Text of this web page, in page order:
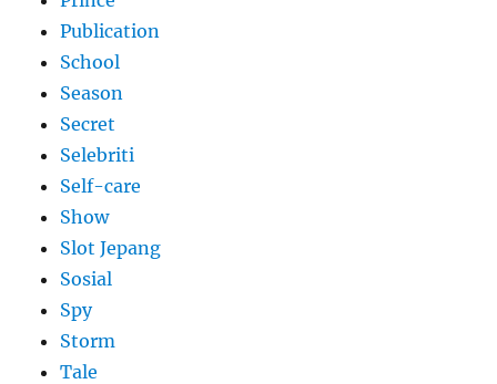
Publication
School
Season
Secret
Selebriti
Self-care
Show
Slot Jepang
Sosial
Spy
Storm
Tale